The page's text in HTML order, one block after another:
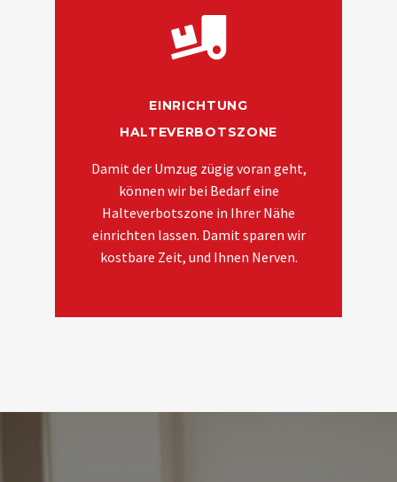
EINRICHTUNG
HALTEVERBOTSZONE
Damit der Umzug zügig voran geht,
können wir bei Bedarf eine
Halteverbotszone in Ihrer Nähe
einrichten lassen. Damit sparen wir
kostbare Zeit, und Ihnen Nerven.